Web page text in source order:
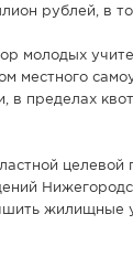
рублей, в
молодых
местного
в пределах
жилищные